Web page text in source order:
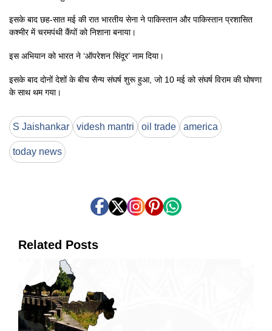
इसके बाद छह-सात मई की रात भारतीय सेना ने पाकिस्तान और पाकिस्तान प्रशासित
कश्मीर में चरमपंथी कैंपों को निशाना बनाया।
इस अभियान को भारत ने ‘ऑपरेशन सिंदूर’ नाम दिया।
इसके बाद दोनों देशों के बीच सैन्य संघर्ष शुरू हुआ, जो 10 मई को संघर्ष विराम की घोषणा
के साथ थम गया।
S Jaishankar videsh mantri oil trade america
today news
Related Posts